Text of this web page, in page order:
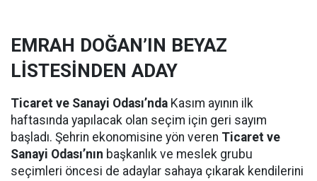
EMRAH DOĞAN’IN BEYAZ
LİSTESİNDEN ADAY
Ticaret ve Sanayi Odası’nda Kasım ayının ilk
haftasında yapılacak olan seçim için geri sayım
başladı. Şehrin ekonomisine yön veren Ticaret ve
Sanayi Odası’nın başkanlık ve meslek grubu
seçimleri öncesi de adaylar sahaya çıkarak kendilerini